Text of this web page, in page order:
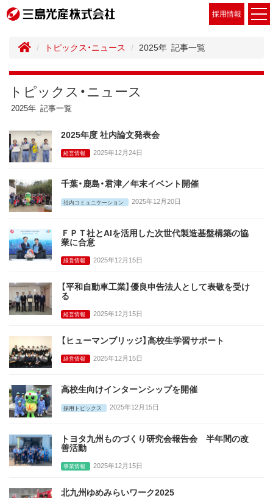
採用情報
トピックス・ニュース 2025年 記事一覧
トピックス・ニュース
2025年 記事一覧
2025年度 社内論文発表会
経営情報 2025年12月24日
千葉・鹿島・君津／年末イベント開催
社内コミュニケーション 2025年12月20日
ＦＰＴ社とAIを活用した次世代製造基盤構築の協
業に合意
経営情報 2025年12月15日
【平和自動車工業】優良申告法人として表敬を受け
る
経営情報 2025年12月15日
【ヒューマンブリッジ】高校生学習サポート
経営情報 2025年12月15日
高校生向けインターンシップを開催
採用トピックス 2025年12月15日
トヨタ九州ものづくり研究会報告会 半年間の改
善活動
事業情報 2025年12月15日
北九州ゆめみらいワーク2025